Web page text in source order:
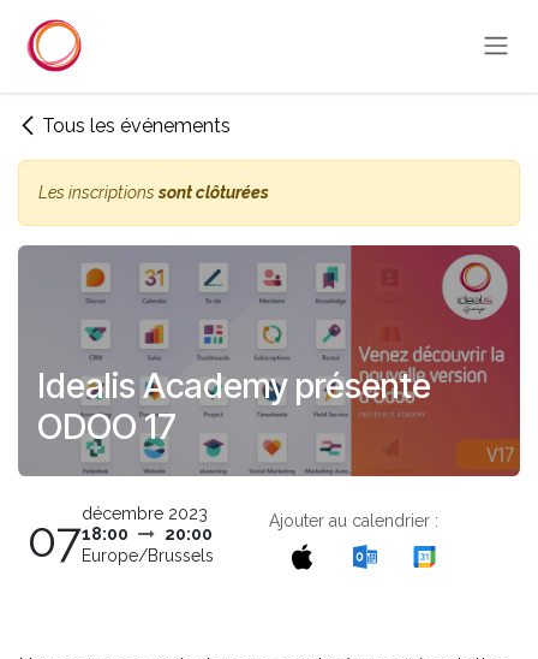
Tous les événements
Les inscriptionssont clôturées
Idealis Academy présente
ODOO 17
07décembre 2023
18:00
20:00
Europe/Brussels
Ajouter au calendrier :